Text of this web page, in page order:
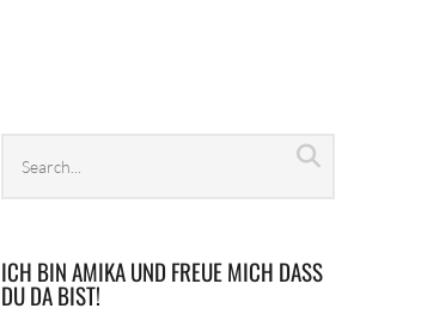
archives
ICH BIN AMIKA UND FREUE MICH DASS
DU DA BIST!